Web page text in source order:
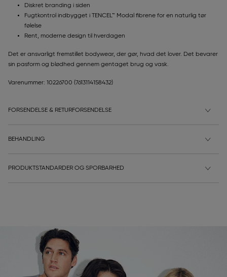
Diskret branding i siden
Fugtkontrol indbygget i TENCEL™ Modal fibrene for en naturlig tør
følelse
Rent, moderne design til hverdagen
Det er ansvarligt fremstillet bodywear, der gør, hvad det lover. Det bevarer
sin pasform og blødhed gennem gentaget brug og vask.
Varenummer: 10226700 (7613114158432)
FORSENDELSE & RETURFORSENDELSE
BEHANDLING
PRODUKTSTANDARDER OG SPORBARHED